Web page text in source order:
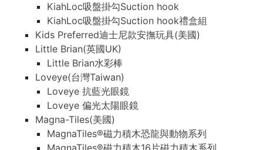
KiahLoc吸盤掛勾Suction hook
KiahLoc吸盤掛勾Suction hook禮盒組
Kids Preferred迪士尼款安撫玩具(美國)
Little Brian(英國UK)
Little Brian水彩棒
Loveye(台灣Taiwan)
Loveye 抗藍光眼鏡
Loveye 偏光太陽眼鏡
Magna-Tiles(美國)
MagnaTiles®磁力積木恐龍與動物系列
MagnaTiles®磁力積木16片磁力積木系列